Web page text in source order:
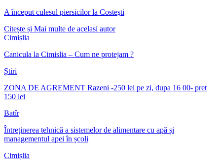
A început culesul piersicilor la Costeşti
Citește și Mai multe de acelasi autor
Cimișlia
Canicula la Cimislia – Cum ne protejam ?
Știri
ZONA DE AGREMENT Razeni -250 lei pe zi, dupa 16 00- pret
150 lei
Batîr
Întreținerea tehnică a sistemelor de alimentare cu apă și
managementul apei în școli
Cimișlia